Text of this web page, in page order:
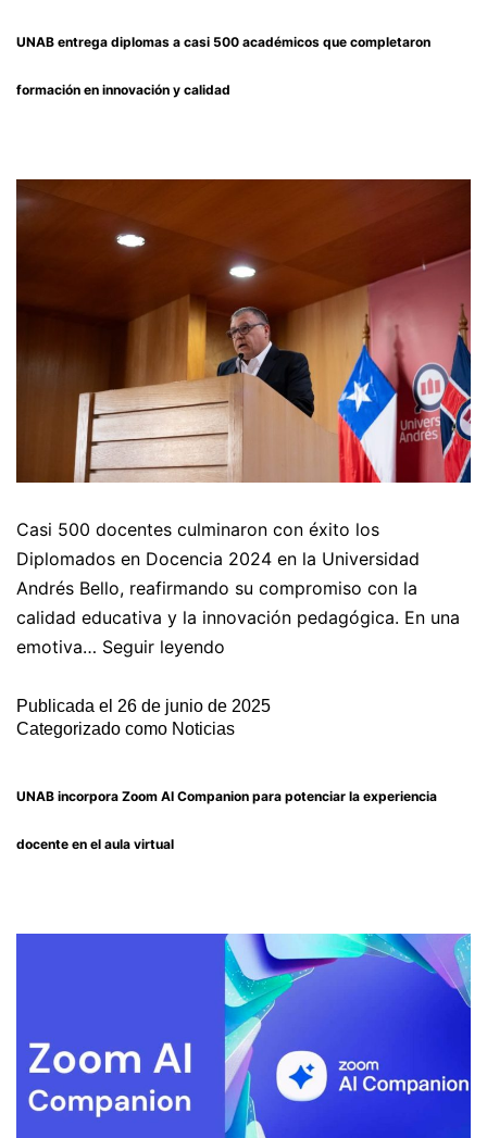
UNAB entrega diplomas a casi 500 académicos que completaron
formación en innovación y calidad
Casi 500 docentes culminaron con éxito los
Diplomados en Docencia 2024 en la Universidad
Andrés Bello, reafirmando su compromiso con la
calidad educativa y la innovación pedagógica. En una
emotiva… Seguir leyendo
Publicada el 26 de junio de 2025
Categorizado como Noticias
UNAB incorpora Zoom AI Companion para potenciar la experiencia
docente en el aula virtual